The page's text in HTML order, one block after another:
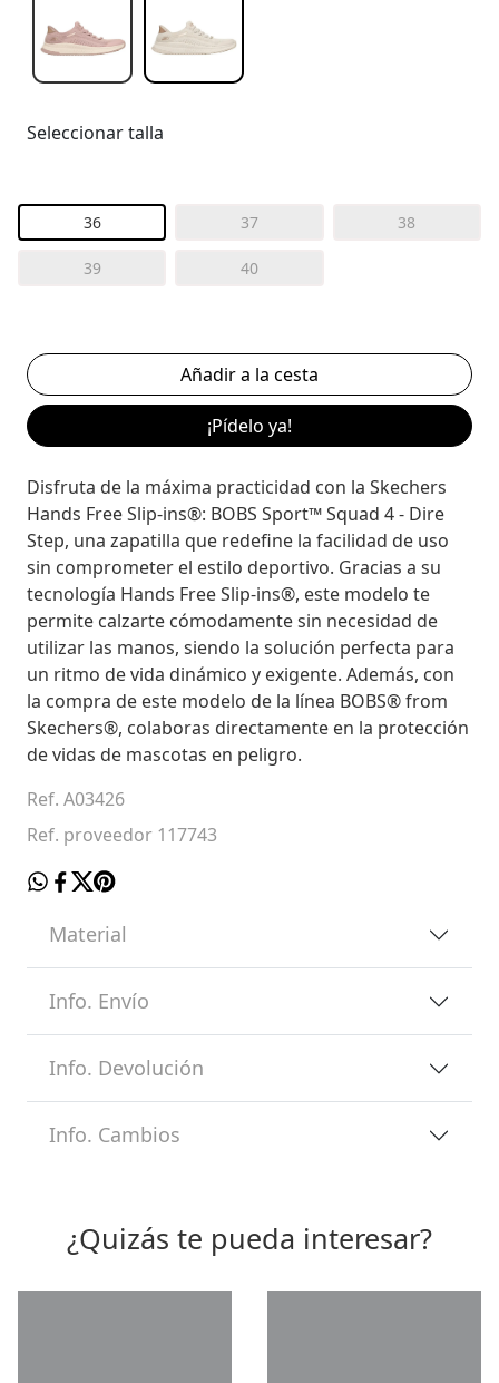
Seleccionar talla
36 37 38
39 40
¡Pídelo ya!
Disfruta de la máxima practicidad con la Skechers
Hands Free Slip-ins®: BOBS Sport™ Squad 4 - Dire
Step, una zapatilla que redefine la facilidad de uso
sin comprometer el estilo deportivo. Gracias a su
tecnología Hands Free Slip-ins®, este modelo te
permite calzarte cómodamente sin necesidad de
utilizar las manos, siendo la solución perfecta para
un ritmo de vida dinámico y exigente. Además, con
la compra de este modelo de la línea BOBS® from
Skechers®, colaboras directamente en la protección
de vidas de mascotas en peligro.
Ref. A03426
Ref. proveedor 117743
Material
Info. Envío
Info. Devolución
Info. Cambios
¿Quizás te pueda interesar?